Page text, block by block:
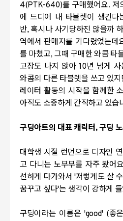
4(PTK-640)를 구매했어요. 저
에 드디어 내 타블렛이 생긴다
반, 혹시나 사기당하진 않을까
역에서 판매자를 기다렸었는데
를 마쳤고, 그때 구매한 와콤 타
고장도 나지 않아10년 넘게 사
와콤의 다른 타블렛을 쓰고 있지
레이터 활동의 시작을 함께한
아직도 소중하게 간직하고 있습
구딩아트의 대표 캐릭터, 구딩
대학생 시절 런던으로 디자인
고 다니는 노부부를 자주 봤어요
선하게 다가와서 '저렇게도 살
꿈꾸고 싶다'는 생각이 강하게
구딩이라는 이름은 'good' (좋은